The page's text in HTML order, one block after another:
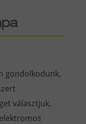
gondolkodunk,
választjuk,